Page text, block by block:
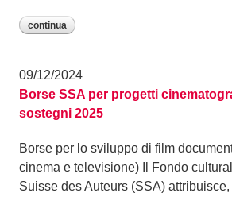
continua
09/12/2024
Borse SSA per progetti
sostegni 2025
Borse per lo sviluppo di film
cinema e televisione) Il Fondo
Suisse des Auteurs (SSA)